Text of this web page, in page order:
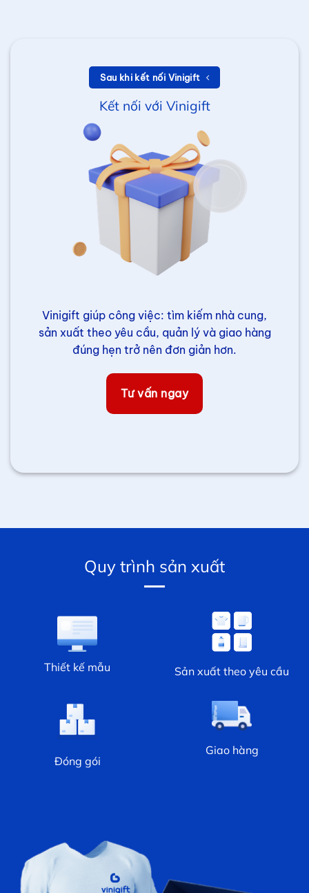
Sau khi kết nối Vinigift
Kết nối với Vinigift
Vinigift giúp công việc: tìm kiếm nhà cung,
sản xuất theo yêu cầu, quản lý và giao hàng
đúng hẹn trở nên đơn giản hơn.
Tư vấn ngay
Quy trình sản xuất
Thiết kế mẫu Sản xuất theo yêu cầu
Đóng gói
Giao hàng